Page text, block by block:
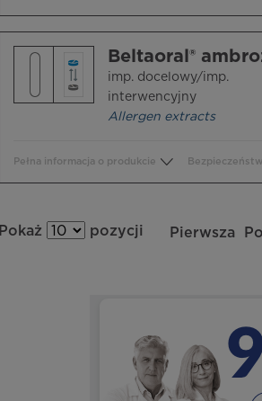
Beltaoral®
imp. docelowy/imp.
interwencyjny
Allergen extracts
Pełna informacja o produkcie
Pokaż pozycji Pierwsza